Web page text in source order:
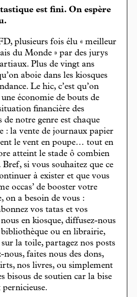
est fini. On espère
plusieurs fois élu « meilleur
du Monde » par des jurys
Plus de vingt ans
aboie dans les kiosques
Le hic, c’est qu’on
économie de bouts de
financière des
notre genre est chaque
: la vente de journaux papier
le vent en poupe… tout en
atteint le stade ô combien
si vous souhaitez que ce
à exister et que vous
occas’ de booster votre
on a besoin de vous :
vos tatas et vos
en kiosque, diffusez-nous
ou en librairie,
la toile, partagez nos posts
nous, faites nous des dons,
nos livres, ou simplement
bisous de soutien car la bise